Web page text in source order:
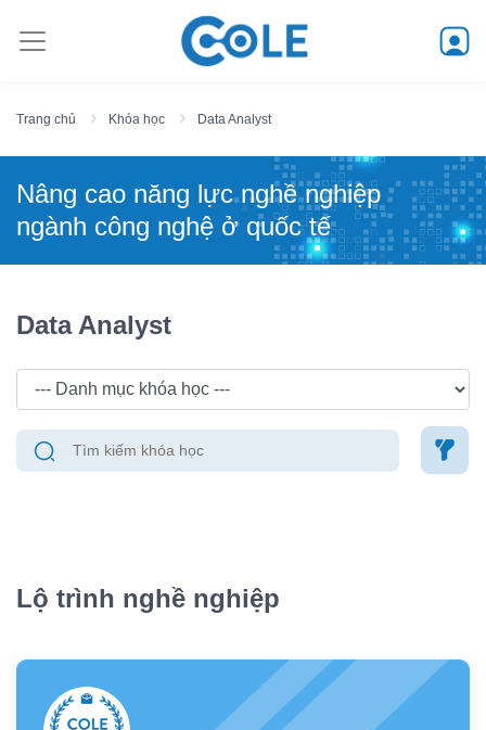
Trang chủ Khóa học Data Analyst
Nâng cao năng lực nghề nghiệp
ngành công nghệ ở quốc tế
Data Analyst
Lộ trình nghề nghiệp